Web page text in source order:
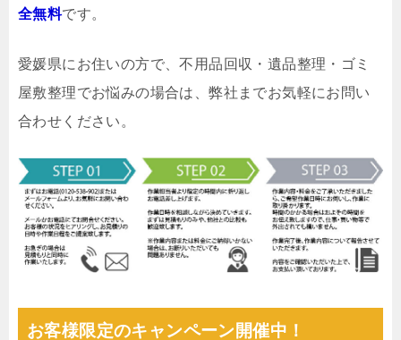
全無料です。
愛媛県にお住いの方で、不用品回収・遺品整理・ゴミ
屋敷整理でお悩みの場合は、弊社までお気軽にお問い
合わせください。
お客様限定のキャンペーン開催中！